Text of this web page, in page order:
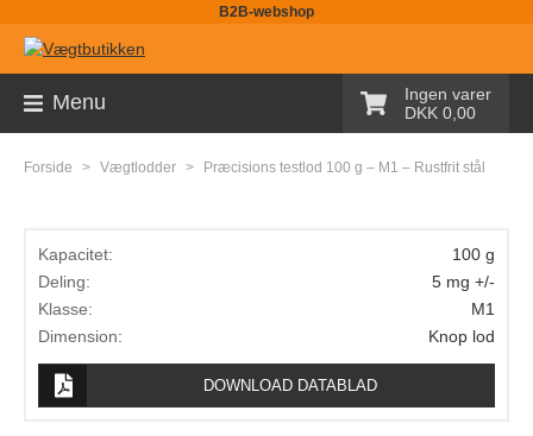
B2B-webshop
Menu
Ingen varer
DKK 0,00
Sortiment
Kranvægte
Bordvægte
Forside > Vægtlodder > Præcisions testlod 100 g – M1 – Rustfrit stål
Kapacitet:
100 g
Deling:
5 mg +/-
Klasse:
M1
Dimension:
Knop lod
DOWNLOAD DATABLAD